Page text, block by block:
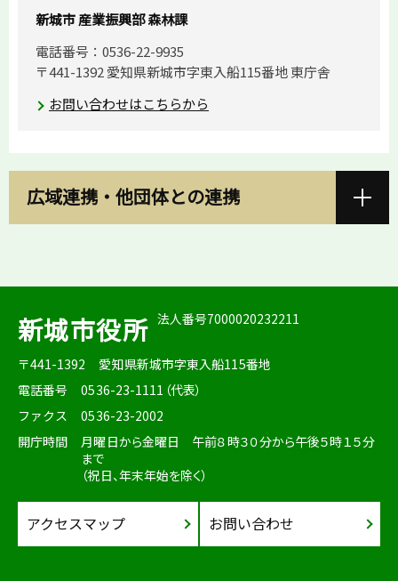
新城市 産業振興部 森林課
電話番号：0536-22-9935
〒441-1392 愛知県新城市字東入船115番地 東庁舎
お問い合わせはこちらから
広域連携・他団体との連携
新城市役所 法人番号7000020232211
〒441-1392
愛知県新城市字東入船115番地
電話番号
0536-23-1111（代表）
ファクス
0536-23-2002
開庁時間
月曜日から金曜日 午前８時３０分から午後５時１５分
まで
（祝日、年末年始を除く）
アクセスマップ お問い合わせ